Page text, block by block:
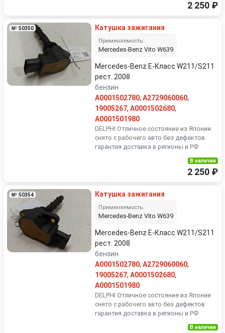
2 250 ₽
№ 50350 Катушка зажигания
Применяемость:
Mercedes-Benz Vito W639
Mercedes-Benz E-Класс W211/S211
рест. 2008
бензин
A0001502780, A2729060060,
19005267, A0001502680,
A0001501980
DELPHI Отличное состояние из Японии
снято с рабочего авто без дефектов
гарантия доставка в регионы и РФ
В наличии
2 250 ₽
№ 50354 Катушка зажигания
Применяемость:
Mercedes-Benz Vito W639
Mercedes-Benz E-Класс W211/S211
рест. 2008
бензин
A0001502780, A2729060060,
19005267, A0001502680,
A0001501980
DELPHI Отличное состояние из Японии
снято с рабочего авто без дефектов
гарантия доставка в регионы и РФ
В наличии